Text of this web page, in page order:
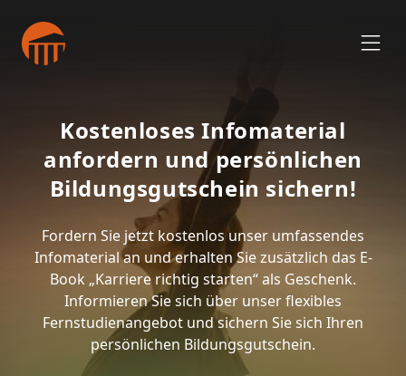
Kostenloses Infomaterial
anfordern und persönlichen
Bildungsgutschein sichern!
Fordern Sie jetzt kostenlos unser umfassendes
Infomaterial an und erhalten Sie zusätzlich das E-
Book „Karriere richtig starten“ als Geschenk.
Informieren Sie sich über unser flexibles
Fernstudienangebot und sichern Sie sich Ihren
persönlichen Bildungsgutschein.